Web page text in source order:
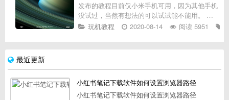
发布的教程目前仅小米手机可用，因为其他手机
没试过，当然有想法的可以试试能不能用。 支
持超级壁纸的，可以直接下载 超级壁纸链接如
玩机教程 2020-08-14 阅读 5951
最近更新
小红书笔记下载软件如何设置浏览器路径
小红书笔记下载软件如何设置浏览器路径